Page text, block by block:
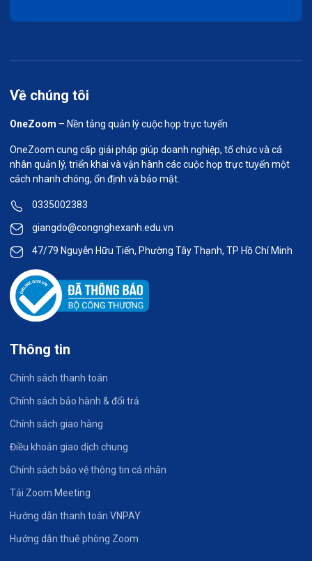
Về chúng tôi
OneZoom – Nền tảng quản lý cuộc họp trực tuyến
OneZoom cung cấp giải pháp giúp doanh nghiệp, tổ chức và cá
nhân quản lý, triển khai và vận hành các cuộc họp trực tuyến một
cách nhanh chóng, ổn định và bảo mật.
0335002383
giangdo@congnghexanh.edu.vn
47/79 Nguyễn Hữu Tiến, Phường Tây Thạnh, TP Hồ Chí Minh
Thông tin
Chính sách thanh toán
Chính sách bảo hành & đổi trả
Chính sách giao hàng
Điều khoản giao dịch chung
Chính sách bảo vệ thông tin cá nhân
Tải Zoom Meeting
Hướng dẫn thanh toán VNPAY
Hướng dẫn thuê phòng Zoom